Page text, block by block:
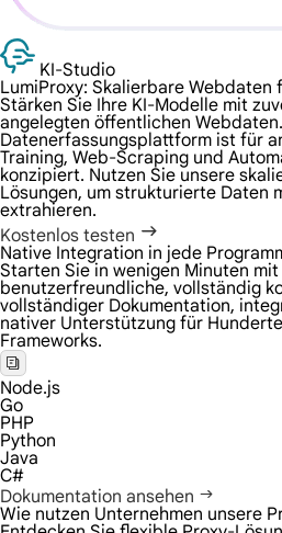
KI-Studio
LumiProxy: Skalierbare Webdaten
Stärken Sie Ihre KI-Modelle mit
angelegten öffentlichen
Datenerfassungsplattform ist für
Training, Web-Scraping und
konzipiert. Nutzen Sie unsere
Lösungen, um strukturierte Daten
extrahieren.
Kostenlos testen
Native Integration in jede
Starten Sie in wenigen Minuten
benutzerfreundliche, vollständig
vollständiger Dokumentation,
nativer Unterstützung für
Frameworks.
Node.js
Go
PHP
Python
Java
C#
Dokumentation ansehen
Wie nutzen Unternehmen unsere